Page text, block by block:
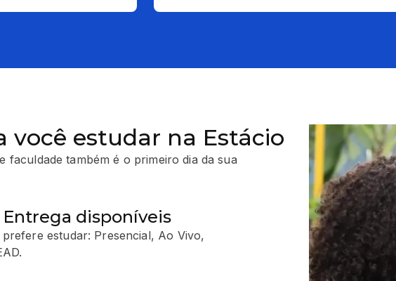
você estudar na Estácio
faculdade também é o primeiro dia da sua
disponíveis
estudar: Presencial, Ao Vivo,